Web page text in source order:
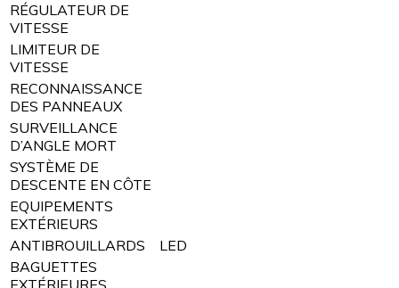
RÉGULATEUR DE
VITESSE
LIMITEUR DE
VITESSE
RECONNAISSANCE
DES PANNEAUX
SURVEILLANCE
D’ANGLE MORT
SYSTÈME DE
DESCENTE EN CÔTE
EQUIPEMENTS
EXTÉRIEURS
ANTIBROUILLARDS
LED
BAGUETTES